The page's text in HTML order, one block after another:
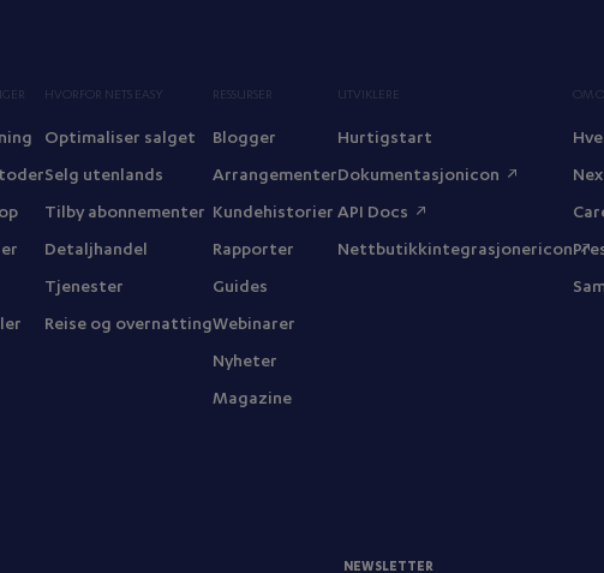
HVORFOR NETS EASY
Optimaliser salget
Selg utenlands
Tilby abonnementer
Detaljhandel
Tjenester
Reise og overnatting
RESSURSER
Blogger
Arrangementer
Kundehistorier
Rapporter
Guides
Webinarer
Nyheter
Magazine
UTVIKLERE
Hurtigstart
Dokumentasjonicon
API Docs
Nettbutikkintegrasjonericon
OM
NEWSLETTER